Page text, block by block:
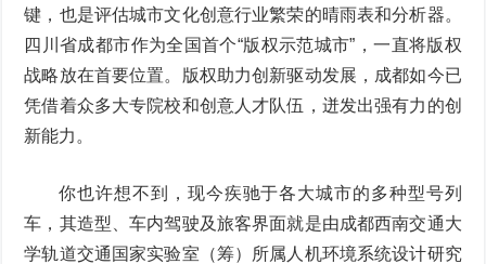
键，也是评估城市文化创意行业繁荣的晴雨表和分析器。
四川省成都市作为全国首个“版权示范城市”，一直将版权
战略放在首要位置。版权助力创新驱动发展，成都如今已
凭借着众多大专院校和创意人才队伍，迸发出强有力的创
新能力。
你也许想不到，现今疾驰于各大城市的多种型号列
车，其造型、车内驾驶及旅客界面就是由成都西南交通大
学轨道交通国家实验室（筹）所属人机环境系统设计研究